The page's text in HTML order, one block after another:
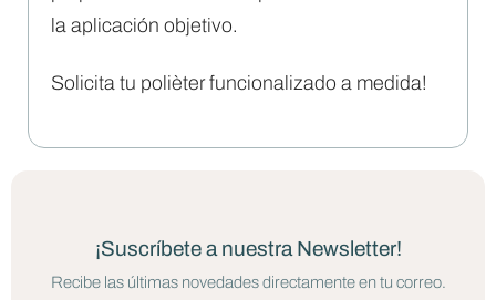
la aplicación objetivo.
Solicita tu polièter funcionalizado a medida!
¡Suscríbete a nuestra Newsletter!
Recibe las últimas novedades directamente en tu correo.